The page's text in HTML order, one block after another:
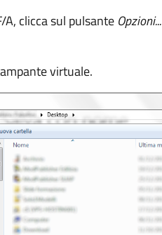
clicca sul pulsante Opzioni...
virtuale.